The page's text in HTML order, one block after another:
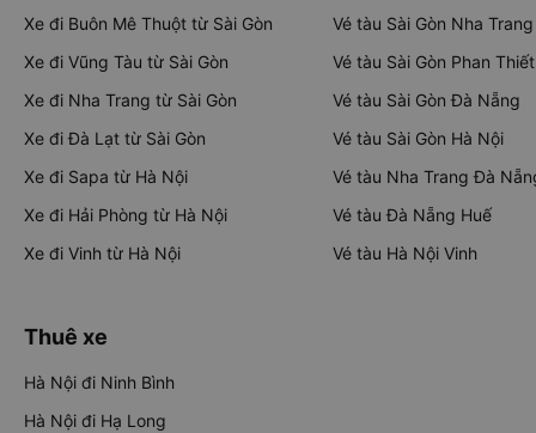
Xe đi Buôn Mê Thuột từ Sài Gòn
Xe đi Vũng Tàu từ Sài Gòn
Xe đi Nha Trang từ Sài Gòn
Xe đi Đà Lạt từ Sài Gòn
Xe đi Sapa từ Hà Nội
Xe đi Hải Phòng từ Hà Nội
Xe đi Vinh từ Hà Nội
Vé tàu Sài Gòn Nha Trang
Vé tàu Sài Gòn Phan Thiết
Vé tàu Sài Gòn Đà Nẵng
Vé tàu Sài Gòn Hà Nội
Vé tàu Nha Trang Đà
Vé tàu Đà Nẵng Huế
Vé tàu Hà Nội Vinh
Thuê xe
Hà Nội đi Ninh Bình
Hà Nội đi Hạ Long